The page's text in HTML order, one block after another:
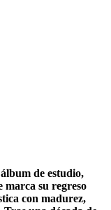
de estudio,
su regreso
con madurez,